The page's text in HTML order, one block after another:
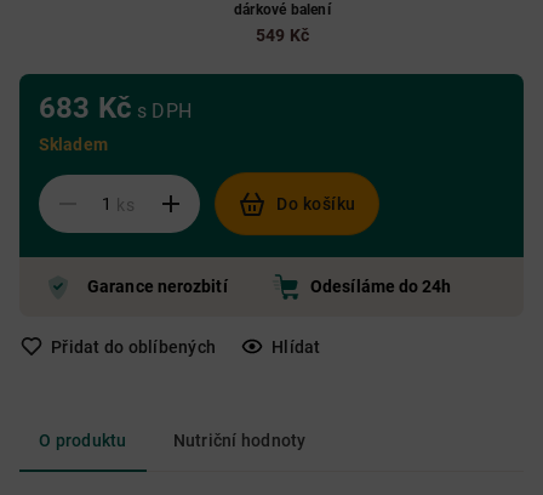
dárkové balení
549 Kč
683 Kč s DPH
Skladem
ks Do košíku
Garance nerozbití Odesíláme do 24h
Přidat do oblíbených Hlídat
O produktu Nutriční hodnoty